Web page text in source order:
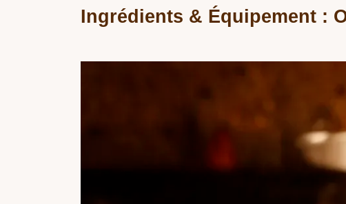
Ingrédients & Équipement :